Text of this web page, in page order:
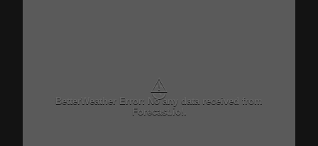
⚠
Critical problem in Better Weather Ajax calls